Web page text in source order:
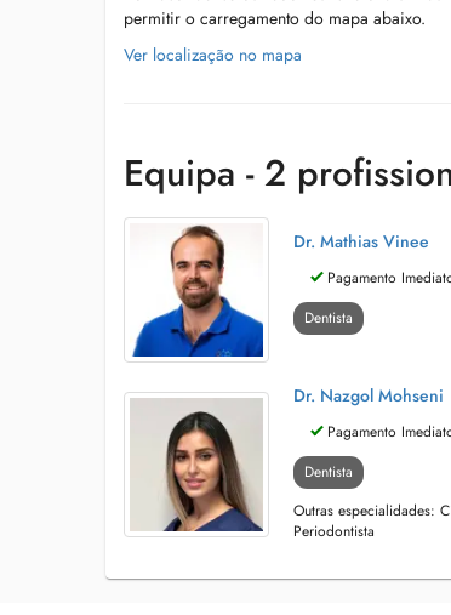
permitir o carregamento do mapa abaixo.
Ver localização no mapa
Equipa - 2
Dr. Mathias Vinee
Pagamento
Dentista
Dr. Nazgol Mohseni
Pagamento
Dentista
Outras especialidades:
Periodontista